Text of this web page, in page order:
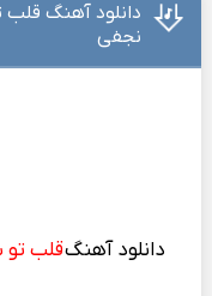
دانلود آهنگ
نجفی
دانلود آهنگقلب